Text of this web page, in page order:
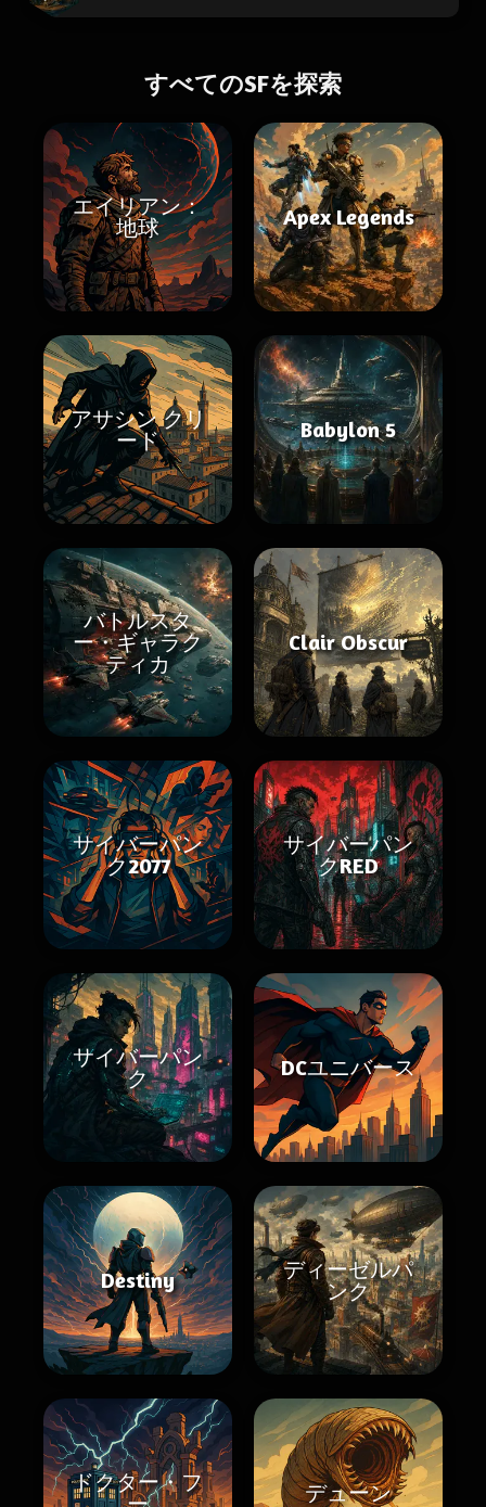
すべてのSFを探索
エイリアン：
地球
Apex Legends
アサシン クリ
ード
Babylon 5
バトルスタ
ー・ギャラク
ティカ
Clair Obscur
サイバーパン
ク2077
サイバーパン
クRED
サイバーパン
ク
DCユニバース
Destiny
ディーゼルパ
ンク
ドクター・フ
デューン